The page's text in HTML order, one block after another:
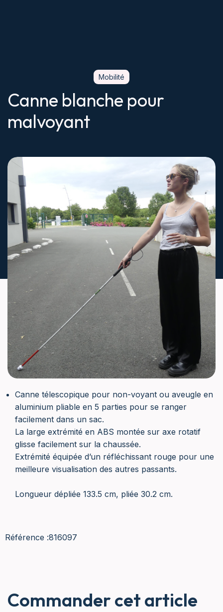
Mobilité
Canne blanche pour
malvoyant
Canne télescopique pour non-voyant ou aveugle en
aluminium pliable en 5 parties pour se ranger
facilement dans un sac.
La large extrémité en ABS montée sur axe rotatif
glisse facilement sur la chaussée.
Extrémité équipée d’un réfléchissant rouge pour une
meilleure visualisation des autres passants.
Longueur dépliée 133.5 cm, pliée 30.2 cm.
Référence :816097
Commander cet article